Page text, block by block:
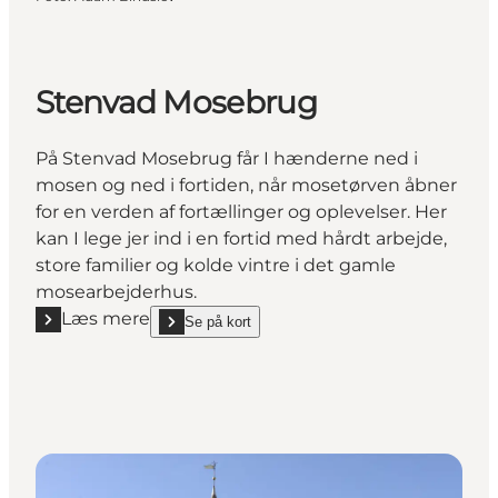
Stenvad Mosebrug
På Stenvad Mosebrug får I hænderne ned i
mosen og ned i fortiden, når mosetørven åbner
for en verden af fortællinger og oplevelser. Her
kan I lege jer ind i en fortid med hårdt arbejde,
store familier og kolde vintre i det gamle
mosearbejderhus.
Læs mere
Læs mere "Stenvad Mosebrug"
Se på kort
show Stenvad Mosebrug on_map